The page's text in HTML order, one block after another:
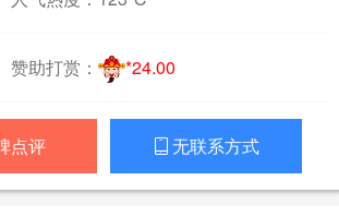
赞助打赏： *24.00
点评  无联系方式